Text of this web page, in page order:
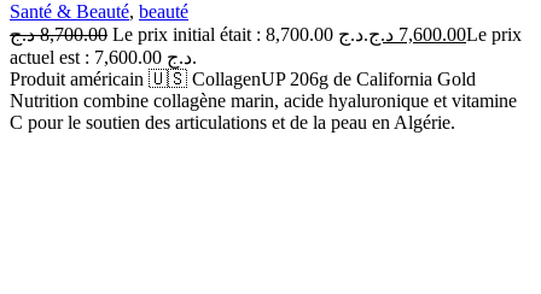
Santé & Beauté, beauté
8,700.00 د.ج Le prix initial était : 8,700.00 د.ج. 7,600.00 د.ج
Le prix
actuel est : 7,600.00 د.ج.
Produit américain 🇺🇸 CollagenUP 206g de California Gold
Nutrition combine collagène marin, acide hyaluronique et vitamine
C pour le soutien des articulations et de la peau en Algérie.